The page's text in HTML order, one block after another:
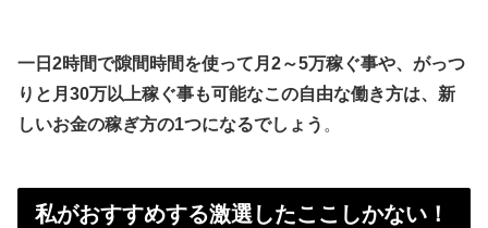
一日2時間で隙間時間を使って月2～5万稼ぐ事や、がっつ
りと月30万以上稼ぐ事も可能なこの自由な働き方は、新
しいお金の稼ぎ方の1つになるでしょう 。
私がおすすめする激選したここしかない！